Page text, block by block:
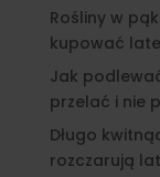
Rośliny w
kupować
Jak
przelać i nie
Długo
rozczarują